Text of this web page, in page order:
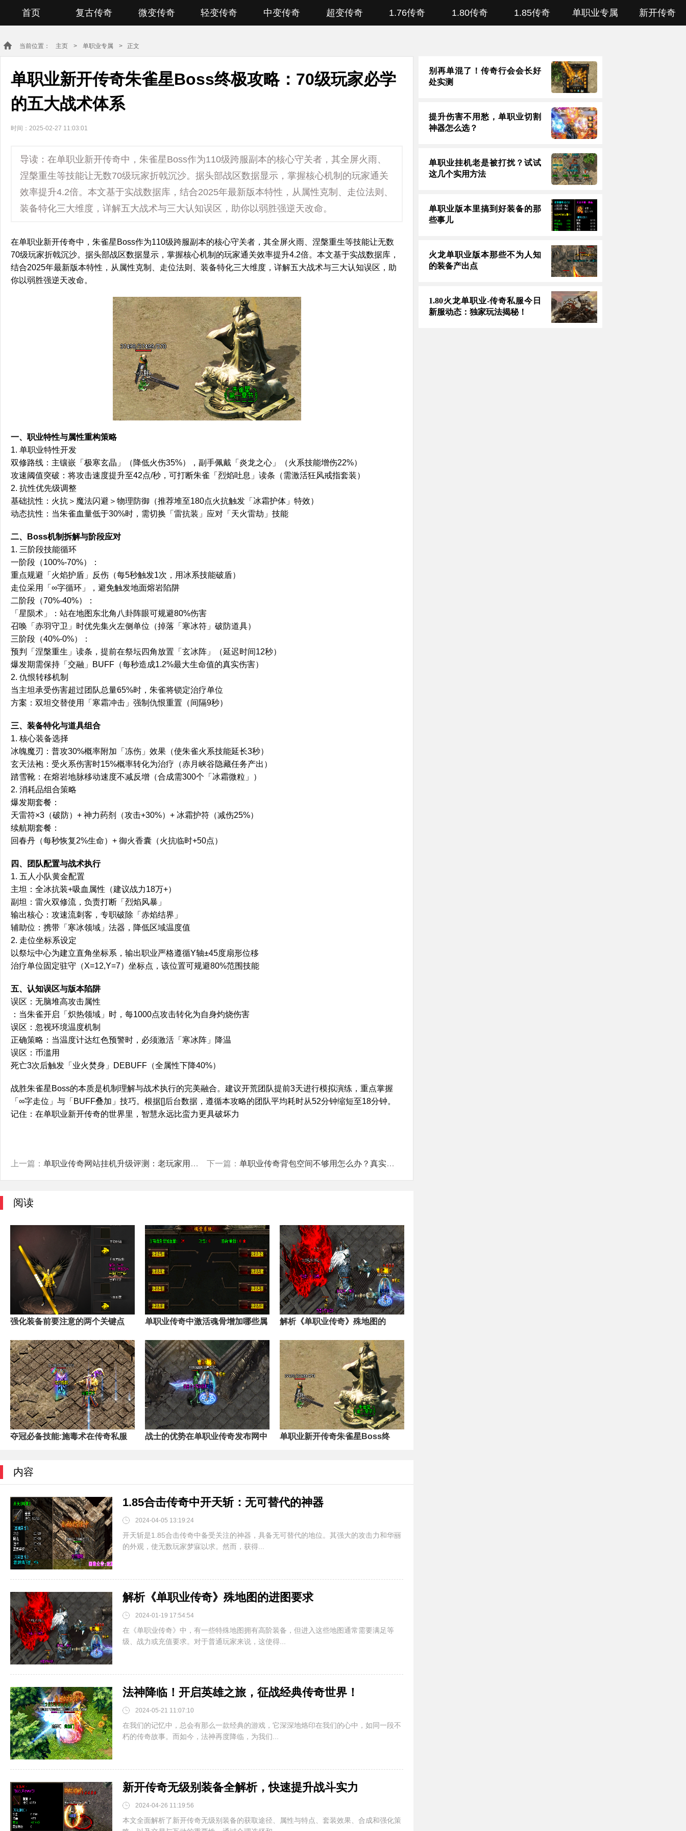
首页 复古传奇 微变传奇 轻变传奇 中变传奇 超变传奇 1.76传奇 1.80传奇 1.85传奇 单职业专属 新开传奇
当前位置： 主页 > 单职业专属 > 正文
单职业新开传奇朱雀星Boss终极攻略：70级玩家必学
的五大战术体系
时间：2025-02-27 11:03:01
导读：在单职业新开传奇中，朱雀星Boss作为110级跨服副本的核心守关者，其全屏火雨、
涅槃重生等技能让无数70级玩家折戟沉沙。据头部战区数据显示，掌握核心机制的玩家通关
效率提升4.2倍。本文基于实战数据库，结合2025年最新版本特性，从属性克制、走位法则、
装备特化三大维度，详解五大战术与三大认知误区，助你以弱胜强逆天改命。
在单职业新开传奇中，朱雀星Boss作为110级跨服副本的核心守关者，其全屏火雨、涅槃重生等技能让无数
70级玩家折戟沉沙。据头部战区数据显示，掌握核心机制的玩家通关效率提升4.2倍。本文基于实战数据库，
结合2025年最新版本特性，从属性克制、走位法则、装备特化三大维度，详解五大战术与三大认知误区，助
你以弱胜强逆天改命。
一、职业特性与属性重构策略
1. 单职业特性开发
双修路线：主镶嵌「极寒玄晶」（降低火伤35%），副手佩戴「炎龙之心」（火系技能增伤22%）
攻速阈值突破：将攻击速度提升至42点/秒，可打断朱雀「烈焰吐息」读条（需激活狂风戒指套装）
2. 抗性优先级调整
基础抗性：火抗＞魔法闪避＞物理防御（推荐堆至180点火抗触发「冰霜护体」特效）
动态抗性：当朱雀血量低于30%时，需切换「雷抗装」应对「天火雷劫」技能
二、Boss机制拆解与阶段应对
1. 三阶段技能循环
一阶段（100%-70%）：
重点规避「火焰护盾」反伤（每5秒触发1次，用冰系技能破盾）
走位采用「∞字循环」，避免触发地面熔岩陷阱
二阶段（70%-40%）：
「星陨术」：站在地图东北角八卦阵眼可规避80%伤害
召唤「赤羽守卫」时优先集火左侧单位（掉落「寒冰符」破防道具）
三阶段（40%-0%）：
预判「涅槃重生」读条，提前在祭坛四角放置「玄冰阵」（延迟时间12秒）
爆发期需保持「交融」BUFF（每秒造成1.2%最大生命值的真实伤害）
2. 仇恨转移机制
当主坦承受伤害超过团队总量65%时，朱雀将锁定治疗单位
方案：双坦交替使用「寒霜冲击」强制仇恨重置（间隔9秒）
三、装备特化与道具组合
1. 核心装备选择
冰魄魔刃：普攻30%概率附加「冻伤」效果（使朱雀火系技能延长3秒）
玄天法袍：受火系伤害时15%概率转化为治疗（赤月峡谷隐藏任务产出）
踏雪靴：在熔岩地脉移动速度不减反增（合成需300个「冰霜微粒」）
2. 消耗品组合策略
爆发期套餐：
天雷符×3（破防）+ 神力药剂（攻击+30%）+ 冰霜护符（减伤25%）
续航期套餐：
回春丹（每秒恢复2%生命）+ 御火香囊（火抗临时+50点）
四、团队配置与战术执行
1. 五人小队黄金配置
主坦：全冰抗装+吸血属性（建议战力18万+）
副坦：雷火双修流，负责打断「烈焰风暴」
输出核心：攻速流刺客，专职破除「赤焰结界」
辅助位：携带「寒冰领域」法器，降低区域温度值
2. 走位坐标系设定
以祭坛中心为建立直角坐标系，输出职业严格遵循Y轴±45度扇形位移
治疗单位固定驻守（X=12,Y=7）坐标点，该位置可规避80%范围技能
五、认知误区与版本陷阱
误区：无脑堆高攻击属性
：当朱雀开启「炽热领域」时，每1000点攻击转化为自身灼烧伤害
误区：忽视环境温度机制
正确策略：当温度计达红色预警时，必须激活「寒冰阵」降温
误区：币滥用
死亡3次后触发「业火焚身」DEBUFF（全属性下降40%）
战胜朱雀星Boss的本质是机制理解与战术执行的完美融合。建议开荒团队提前3天进行模拟演练，重点掌握
「∞字走位」与「BUFF叠加」技巧。根据[]后台数据，遵循本攻略的团队平均耗时从52分钟缩短至18分钟。
记住：在单职业新开传奇的世界里，智慧永远比蛮力更具破坏力
上一篇： 单职业传奇网站挂机升级评测：老玩家用三年血泪换来的忠告 下一篇： 单职业传奇背包空间不够用怎么办？真实评测
阅读
强化装备前要注意的两个关键点 单职业传奇中激活魂骨增加哪些属 解析《单职业传奇》殊地图的
夺冠必备技能:施毒术在传奇私服 战士的优势在单职业传奇发布网中 单职业新开传奇朱雀星Boss终
内容
1.85合击传奇中开天斩：无可替代的神器
2024-04-05 13:19:24
开天斩是1.85合击传奇中备受关注的神器，具备无可替代的地位。其强大的攻击力和华丽
的外观，使无数玩家梦寐以求。然而，获得...
解析《单职业传奇》殊地图的进图要求
2024-01-19 17:54:54
在《单职业传奇》中，有一些特殊地图拥有高阶装备，但进入这些地图通常需要满足等
级、战力或充值要求。对于普通玩家来说，这使得...
法神降临！开启英雄之旅，征战经典传奇世界！
2024-05-21 11:07:10
在我们的记忆中，总会有那么一款经典的游戏，它深深地烙印在我们的心中，如同一段不
朽的传奇故事。而如今，法神再度降临，为我们...
新开传奇无级别装备全解析，快速提升战斗实力
2024-04-26 11:19:56
本文全面解析了新开传奇无级别装备的获取途径、属性与特点、套装效果、合成和强化策
别再单混了！传奇行会会长好
处实测
提升伤害不用愁，单职业切割
神器怎么选？
单职业挂机老是被打扰？试试
这几个实用方法
单职业版本里搞到好装备的那
些事儿
火龙单职业版本那些不为人知
的装备产出点
1.80火龙单职业-传奇私服今日
新服动态：独家玩法揭秘！